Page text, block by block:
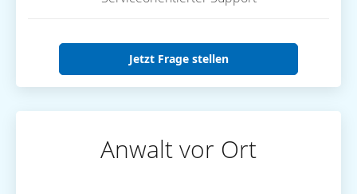
Jetzt Frage stellen
Anwalt vor Ort